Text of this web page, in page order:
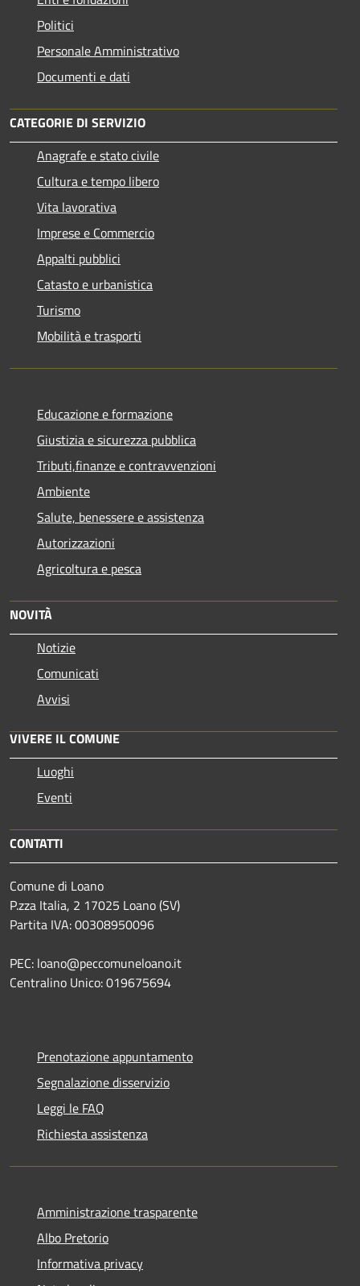
Politici
Personale Amministrativo
Documenti e dati
CATEGORIE DI SERVIZIO
Anagrafe e stato civile
Cultura e tempo libero
Vita lavorativa
Imprese e Commercio
Appalti pubblici
Catasto e urbanistica
Turismo
Mobilità e trasporti
Educazione e formazione
Giustizia e sicurezza pubblica
Tributi,finanze e contravvenzioni
Ambiente
Salute, benessere e assistenza
Autorizzazioni
Agricoltura e pesca
NOVITÀ
Notizie
Comunicati
Avvisi
VIVERE IL COMUNE
Luoghi
Eventi
CONTATTI
Comune di Loano
P.zza Italia, 2 17025 Loano (SV)
Partita IVA: 00308950096
PEC: loano@peccomuneloano.it
Centralino Unico: 019675694
Prenotazione appuntamento
Segnalazione disservizio
Leggi le FAQ
Richiesta assistenza
Amministrazione trasparente
Albo Pretorio
Informativa privacy